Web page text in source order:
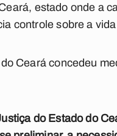
estado onde a
controle sobre a
Ceará concedeu
do Estado do